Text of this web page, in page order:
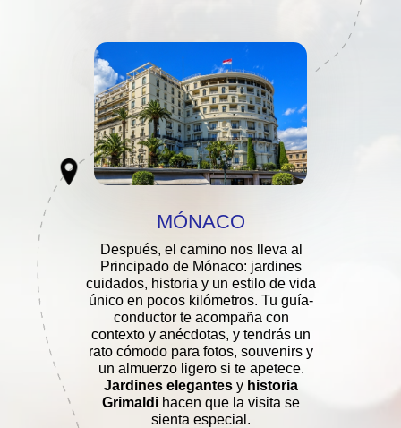
МÓNACO
Después, el camino nos lleva al
Principado de Mónaco: jardines
cuidados, historia y un estilo de vida
único en pocos kilómetros. Tu guía-
conductor te acompaña con
contexto y anécdotas, y tendrás un
rato cómodo para fotos, souvenirs y
un almuerzo ligero si te apetece.
Jardines elegantes y historia
Grimaldi hacen que la visita se
sienta especial.